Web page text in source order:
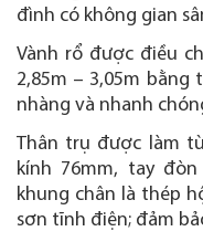
đình có không gian
Vành rổ được điều
2,85m – 3,05m bằng
nhàng và nhanh
Thân trụ được làm
kính 76mm, tay
khung chân là thép
sơn tĩnh điện; đảm